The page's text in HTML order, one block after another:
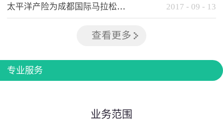
太平洋产险为成都国际马拉松提供全方位保险保障 2017 - 09 - 13
查看更多
专业服务
业务范围